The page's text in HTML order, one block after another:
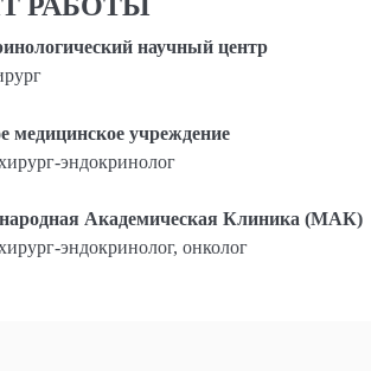
научный центр
медицинское учреждение
эндокринолог
Академическая Клиника (МАК)
эндокринолог, онколог